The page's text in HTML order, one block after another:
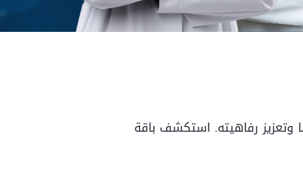
وتعزيز رفاهيته. استكشف باقة